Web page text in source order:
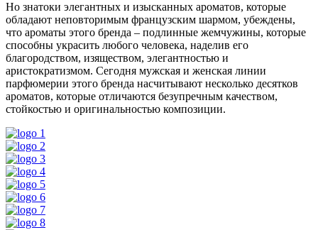
Но знатоки элегантных и изысканных ароматов, которые
обладают неповторимым французским шармом, убеждены,
что ароматы этого бренда – подлинные жемчужины, которые
способны украсить любого человека, наделив его
благородством, изяществом, элегантностью и
аристократизмом. Сегодня мужская и женская линии
парфюмерии этого бренда насчитывают несколько десятков
ароматов, которые отличаются безупречным качеством,
стойкостью и оригинальностью композиции.